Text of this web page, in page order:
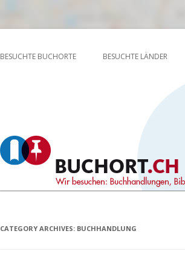
Buchort
Wir besuchen: Buchhandlungen, Bibliotheken,
BESUCHTE BUCHORTE BESUCHTE LÄNDER
CATEGORY ARCHIVES: BUCHHANDLUNG